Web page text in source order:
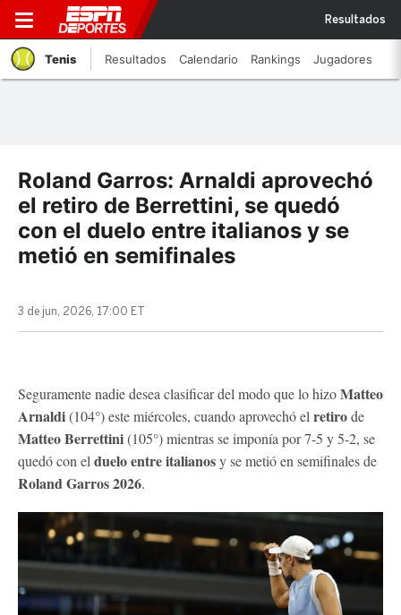
Resultados
Tenis Resultados Calendario Rankings Jugadores
Roland Garros: Arnaldi aprovechó
el retiro de Berrettini, se quedó
con el duelo entre italianos y se
metió en semifinales
3 de jun, 2026, 17:00 ET
Seguramente nadie desea clasificar del modo que lo hizoMatteo
Arnaldi(104°) este miércoles, cuando aprovechó el retirode
Matteo Berrettini(105°) mientras se imponía por 7-5 y 5-2, se
quedó con el duelo entre italianosy se metió en semifinales de
Roland Garros 2026.